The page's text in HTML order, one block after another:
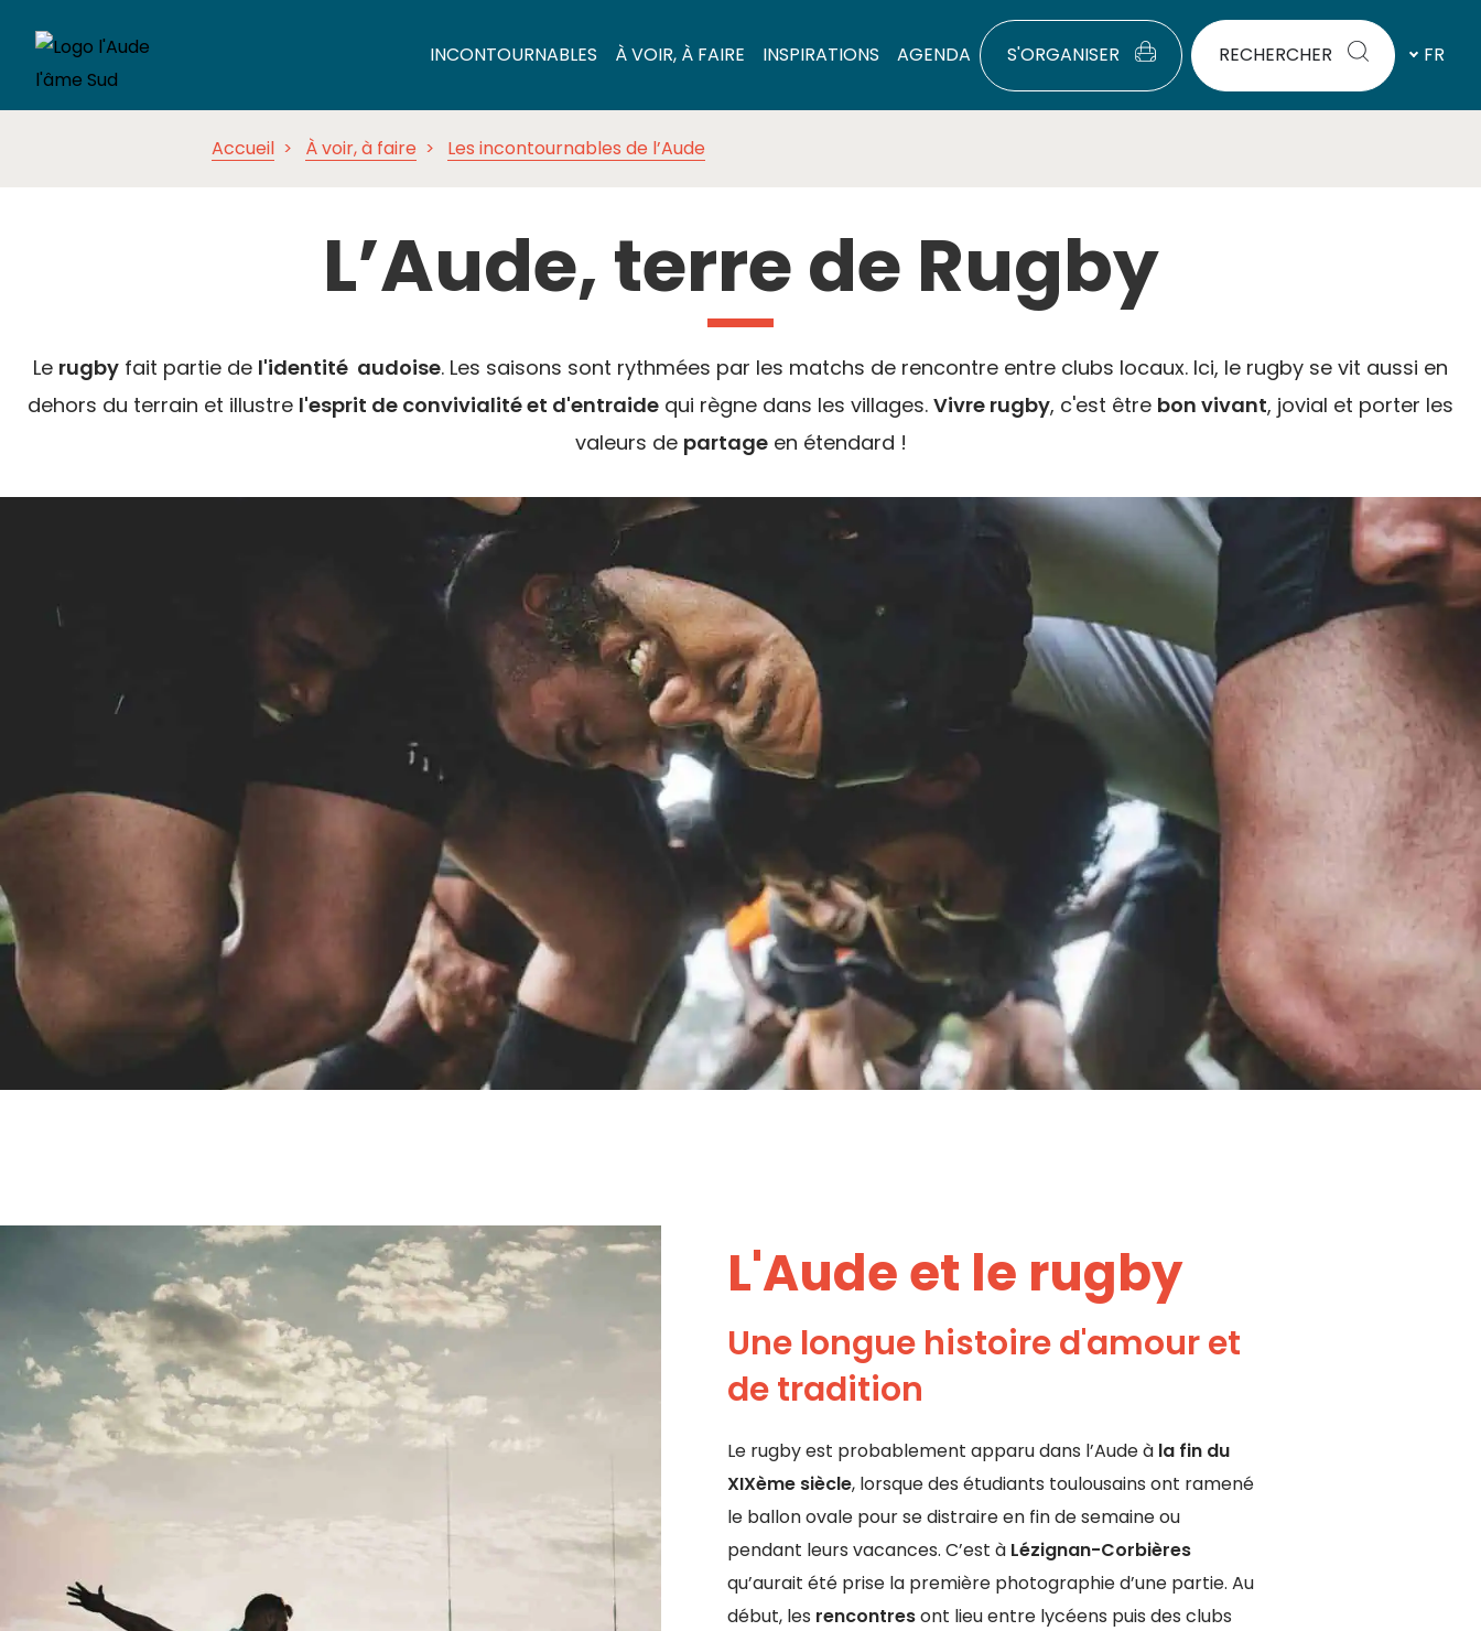
INCONTOURNABLES À VOIR, À FAIRE INSPIRATIONS AGENDA S'ORGANISER RECHERCHER FR
Accueil À voir, à faire Les incontournables de l’Aude
L’Aude, terre de Rugby
Le rugby fait partie de l'identité audoise. Les saisons sont rythmées par les matchs de rencontre entre clubs locaux. Ici, le rugby se vit aussi en
dehors du terrain et illustre l'esprit de convivialité et d'entraide qui règne dans les villages. Vivre rugby, c'est être bon vivant, jovial et porter les
valeurs de partageen étendard !
L'Aude et le rugby
Une longue histoire d'amour et
de tradition
Le rugby est probablement apparu dans l’Aude à la fin du
XIXème siècle, lorsque des étudiants toulousains ont ramené
le ballon ovale pour se distraire en fin de semaine ou
pendant leurs vacances. C’est à Lézignan-Corbières
qu’aurait été prise la première photographie d’une partie. Au
début, les rencontresont lieu entre lycéens puis des clubs